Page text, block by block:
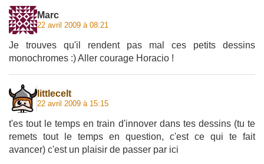
Marc
22 avril 2009 à 08:21
Je trouves qu'il rendent pas mal ces petits dessins
monochromes :) Aller courage Horacio !
littlecelt
22 avril 2009 à 15:15
t'es tout le temps en train d'innover dans tes dessins (tu te
remets tout le temps en question, c'est ce qui te fait
avancer) c'est un plaisir de passer par ici